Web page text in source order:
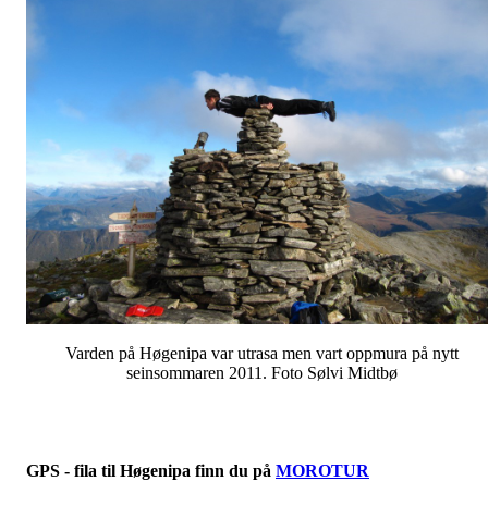
Varden på Høgenipa var utrasa men vart oppmura på nytt
seinsommaren 2011. Foto Sølvi Midtbø
GPS - fila til Høgenipa finn du på MOROTUR